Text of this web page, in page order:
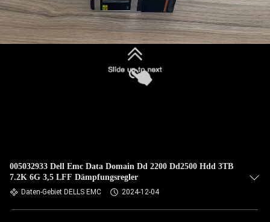
005032933 Dell Emc Data Domain Dd 2200 Dd2500 Hdd 3TB
7.2K 6G 3,5 LFF Dämpfungsregler
Daten-Gebiet DELLS EMC 2024-12-04